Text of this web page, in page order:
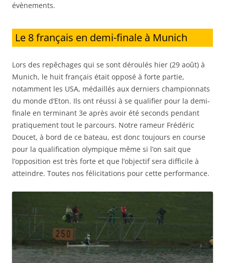
évènements.
Le 8 français en demi-finale à Munich
Lors des repêchages qui se sont déroulés hier (29 août) à
Munich, le huit français était opposé à forte partie,
notamment les USA, médaillés aux derniers championnats
du monde d’Eton. Ils ont réussi à se qualifier pour la demi-
finale en terminant 3e après avoir été seconds pendant
pratiquement tout le parcours. Notre rameur Frédéric
Doucet, à bord de ce bateau, est donc toujours en course
pour la qualification olympique même si l’on sait que
l’opposition est très forte et que l’objectif sera difficile à
atteindre. Toutes nos félicitations pour cette performance.